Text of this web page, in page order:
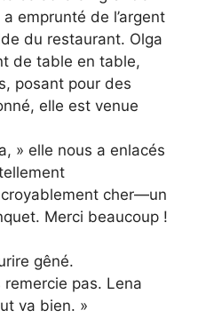
emprunté de l’argent
du restaurant. Olga
de table en table,
posant pour des
elle est venue
» elle nous a enlacés
cher—un
Merci beaucoup !
gêné.
pas. Lena
va bien. »